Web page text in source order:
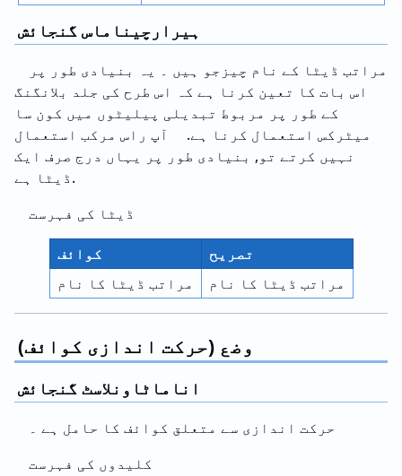
ہیرارچیناماس گنجائش
مراتب ڈیٹا کے نام چیزجو ہیں ۔ یہ بنیادی طور پر
اس بات کا تعین کرنا ہے کہ اس طرح کی جلد بلانگنگ
کے طور پر مربوط تبدیلی پیلیٹوں میں کون سا
میٹرکس استعمال کرنا ہے. آپ راس مرکب استعمال
نہیں کرتے تو, بنیادی طور پر یہاں درج صرف ایک
ڈیٹا ہے.
ڈیٹا کی فہرست
کوائف
تصریح
مراتب ڈیٹا کا نام
مراتب ڈیٹا کا نام
وضع (حرکت اندازی کوائف)
اناماٹاونلاسٹ گنجائش
حرکت اندازی سے متعلق کوائف کا حامل ہے ۔
کلیدوں کی فہرست